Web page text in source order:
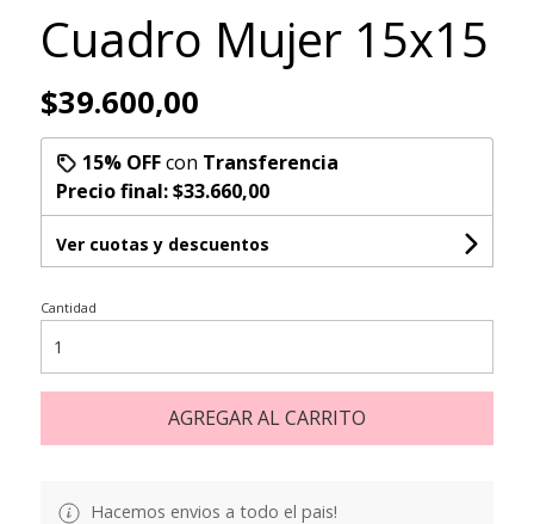
Cuadro Mujer 15x15
$39.600,00
15% OFFcon Transferencia
Precio final:$33.660,00
Ver cuotas y descuentos
Cantidad
AGREGAR AL CARRITO
Hacemos envios a todo el pais!